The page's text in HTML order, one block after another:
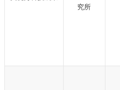
究所